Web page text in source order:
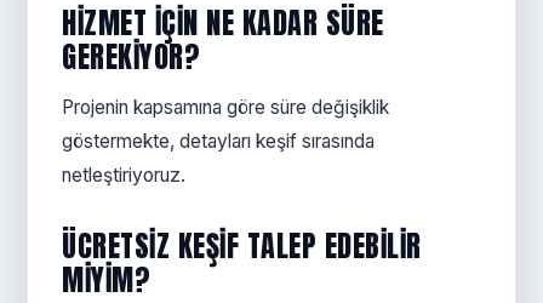
HIZMET IÇIN NE KADAR SÜRE
GEREKIYOR?
Projenin kapsamına göre süre değişiklik
göstermekte, detayları keşif sırasında
netleştiriyoruz.
ÜCRETSIZ KEŞIF TALEP EDEBILIR
MIYIM?